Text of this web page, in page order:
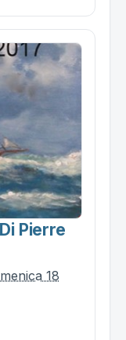
Pierre
18